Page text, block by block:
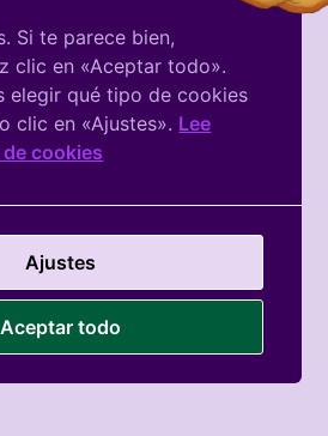
La
Si te parece bien,
clic en «Aceptar todo».
elegir qué tipo de cookies
clic en «Ajustes». Lee
cookies
Ajustes
Aceptar todo